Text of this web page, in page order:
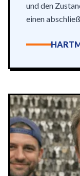
und den
einen